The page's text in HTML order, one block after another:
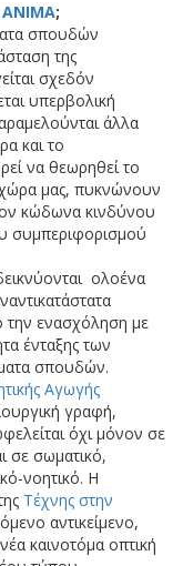
ΑΝΙΜΑ;
σπουδών
της
σχεδόν
υπερβολική
άλλα
και το
να θεωρηθεί το
μας, πυκνώνουν
κώδωνα κινδύνου
συμπεριφορισμού
ολοένα
ενασχόληση με
ένταξης των
σπουδών.
Αγωγής
γραφή,
όχι μόνον σε
σε σωματικό,
νοητικό. Η
Τέχνης στην
αντικείμενο,
καινοτόμα οπτική